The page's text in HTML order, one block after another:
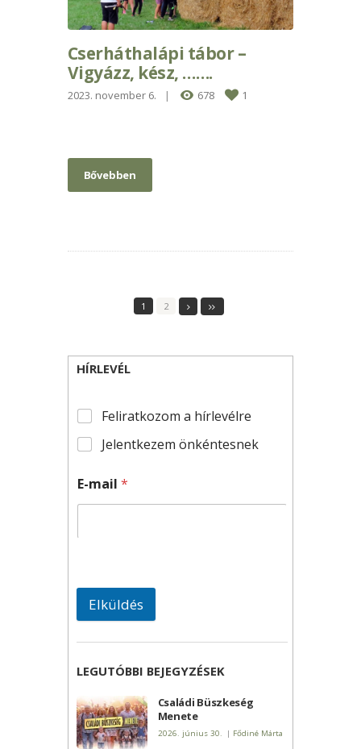
Cserháthalápi tábor –
Vigyázz, kész, …….
2023. november 6. 678 1
Bővebben
1 2
HÍRLEVÉL
Feliratkozom a hírlevélre
Jelentkezem önkéntesnek
E-mail *
Elküldés
LEGUTÓBBI BEJEGYZÉSEK
Családi Büszkeség
Menete
2026. június 30. | Fődiné Márta